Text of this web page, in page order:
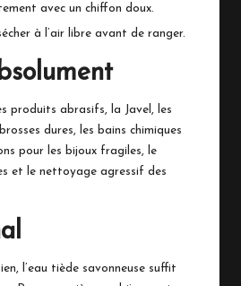
avec un chiffon doux.
à l’air libre avant de ranger.
produits abrasifs, la Javel, les
dures, les bains chimiques
pour les bijoux fragiles, le
et le nettoyage agressif des
l’eau tiède savonneuse suffit